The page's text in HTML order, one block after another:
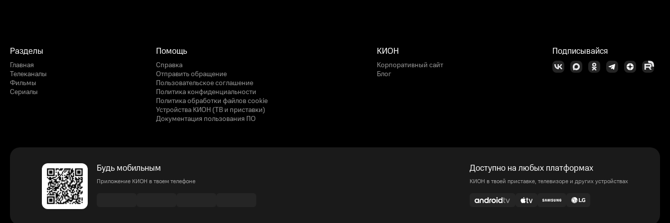
Разделы
Главная
Телеканалы
Фильмы
Сериалы
Помощь
Справка
Отправить обращение
Пользовательское соглашение
Политика конфиденциальности
Политика обработки файлов cookie
Устройства КИОН (ТВ и приставки)
Документация пользования ПО
КИОН
Корпоративный сайт
Блог
Подписывайся
Будь мобильным
Приложение КИОН в твоем телефоне
Доступно на любых платформах
КИОН в твоей приставке, телевизоре и других устройствах